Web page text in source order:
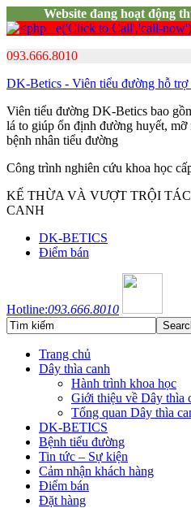
Website đang hoạt động
093.666.8010
DK-Betics - Viên tiểu đường hỗ
Viên tiểu đường DK-Betics bao
lá to giúp ổn định đường huyết,
bệnh nhân tiểu đường
Công trình nghiên cứu khoa học
KẾ THỪA VÀ VƯỢT TRỘI
CANH
DK-BETICS
Điểm bán
Hotline:093.666.8010
Trang chủ
Dây thìa canh
Hành trình khoa học
Giới thiệu về Dây thìa
Tổng quan Dây thìa
DK-BETICS
Bệnh tiểu đường
Tin tức – Sự kiện
Cảm nhận khách hàng
Điểm bán
Đặt hàng